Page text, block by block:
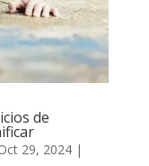
de
29, 2024|